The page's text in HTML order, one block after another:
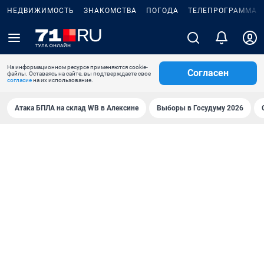
НЕДВИЖИМОСТЬ ЗНАКОМСТВА ПОГОДА ТЕЛЕПРОГРАММА
На информационном ресурсе применяются cookie-
файлы. Оставаясь на сайте, вы подтверждаете свое
согласиена их использование.
Согласен
Атака БПЛА на склад WB в Алексине Выборы в Госудуму 2026